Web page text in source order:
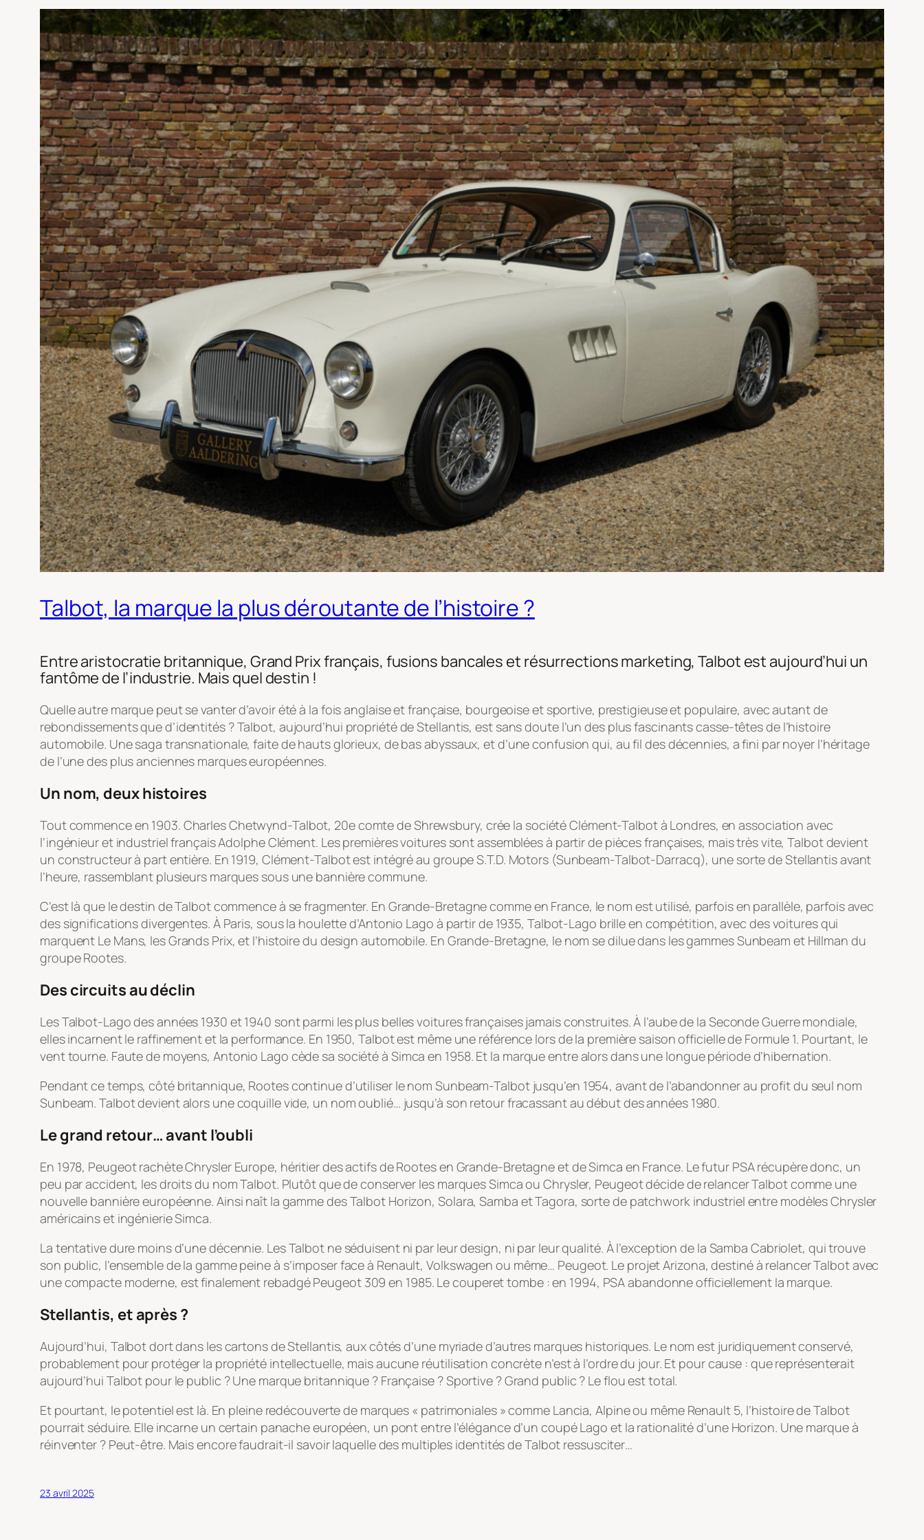
Talbot, la marque la plus déroutante de l’histoire ?
Entre aristocratie britannique, Grand Prix français, fusions bancales et résurrections marketing, Talbot est aujourd’hui un
fantôme de l’industrie. Mais quel destin !
Quelle autre marque peut se vanter d’avoir été à la fois anglaise et française, bourgeoise et sportive, prestigieuse et populaire, avec autant de
rebondissements que d’identités ? Talbot, aujourd’hui propriété de Stellantis, est sans doute l’un des plus fascinants casse-têtes de l’histoire
automobile. Une saga transnationale, faite de hauts glorieux, de bas abyssaux, et d’une confusion qui, au fil des décennies, a fini par noyer l’héritage
de l’une des plus anciennes marques européennes.
Un nom, deux histoires
Tout commence en 1903. Charles Chetwynd-Talbot, 20e comte de Shrewsbury, crée la société Clément-Talbot à Londres, en association avec
l’ingénieur et industriel français Adolphe Clément. Les premières voitures sont assemblées à partir de pièces françaises, mais très vite, Talbot devient
un constructeur à part entière. En 1919, Clément-Talbot est intégré au groupe S.T.D. Motors (Sunbeam-Talbot-Darracq), une sorte de Stellantis avant
l’heure, rassemblant plusieurs marques sous une bannière commune.
C’est là que le destin de Talbot commence à se fragmenter. En Grande-Bretagne comme en France, le nom est utilisé, parfois en parallèle, parfois avec
des significations divergentes. À Paris, sous la houlette d’Antonio Lago à partir de 1935, Talbot-Lago brille en compétition, avec des voitures qui
marquent Le Mans, les Grands Prix, et l’histoire du design automobile. En Grande-Bretagne, le nom se dilue dans les gammes Sunbeam et Hillman du
groupe Rootes.
Des circuits au déclin
Les Talbot-Lago des années 1930 et 1940 sont parmi les plus belles voitures françaises jamais construites. À l’aube de la Seconde Guerre mondiale,
elles incarnent le raffinement et la performance. En 1950, Talbot est même une référence lors de la première saison officielle de Formule 1. Pourtant, le
vent tourne. Faute de moyens, Antonio Lago cède sa société à Simca en 1958. Et la marque entre alors dans une longue période d’hibernation.
Pendant ce temps, côté britannique, Rootes continue d’utiliser le nom Sunbeam-Talbot jusqu’en 1954, avant de l’abandonner au profit du seul nom
Sunbeam. Talbot devient alors une coquille vide, un nom oublié… jusqu’à son retour fracassant au début des années 1980.
Le grand retour… avant l’oubli
En 1978, Peugeot rachète Chrysler Europe, héritier des actifs de Rootes en Grande-Bretagne et de Simca en France. Le futur PSA récupère donc, un
peu par accident, les droits du nom Talbot. Plutôt que de conserver les marques Simca ou Chrysler, Peugeot décide de relancer Talbot comme une
nouvelle bannière européenne. Ainsi naît la gamme des Talbot Horizon, Solara, Samba et Tagora, sorte de patchwork industriel entre modèles Chrysler
américains et ingénierie Simca.
La tentative dure moins d’une décennie. Les Talbot ne séduisent ni par leur design, ni par leur qualité. À l’exception de la Samba Cabriolet, qui trouve
son public, l’ensemble de la gamme peine à s’imposer face à Renault, Volkswagen ou même… Peugeot. Le projet Arizona, destiné à relancer Talbot avec
une compacte moderne, est finalement rebadgé Peugeot 309 en 1985. Le couperet tombe : en 1994, PSA abandonne officiellement la marque.
Stellantis, et après ?
Aujourd’hui, Talbot dort dans les cartons de Stellantis, aux côtés d’une myriade d’autres marques historiques. Le nom est juridiquement conservé,
probablement pour protéger la propriété intellectuelle, mais aucune réutilisation concrète n’est à l’ordre du jour. Et pour cause : que représenterait
aujourd’hui Talbot pour le public ? Une marque britannique ? Française ? Sportive ? Grand public ? Le flou est total.
Et pourtant, le potentiel est là. En pleine redécouverte de marques « patrimoniales » comme Lancia, Alpine ou même Renault 5, l’histoire de Talbot
pourrait séduire. Elle incarne un certain panache européen, un pont entre l’élégance d’un coupé Lago et la rationalité d’une Horizon. Une marque à
réinventer ? Peut-être. Mais encore faudrait-il savoir laquelle des multiples identités de Talbot ressusciter…
23 avril 2025